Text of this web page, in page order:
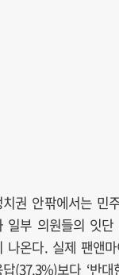
권 안팎에서는 민
일부 의원들의 잇
나온다. 실제 팬앤
(37.3%)보다 ‘반